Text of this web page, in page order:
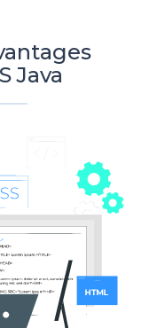
Java